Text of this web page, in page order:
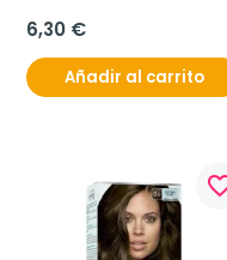
Raices y Cejas Tono
Negro, 10 ml
6,30 €
Añadir al carrito